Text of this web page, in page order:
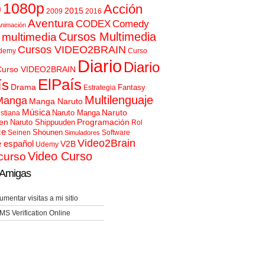
1080p 2009 2015 2016 Acción
AventuraCODEXComedy
Cursos Multimedia
Cursos VIDEO2BRAIN Curso
VIDEO2BRAIN Diario Diario
Drama ElPaís Estrategia Fantasy
Manga Naruto Multilenguaje
Música Naruto Manga Naruto
Naruto Shippuuden Programación Rol
Seinen Shounen Simuladores Software
español Udemy V2BVideo2Brain
Video Curso
visitas a mi sitio
Verification Online